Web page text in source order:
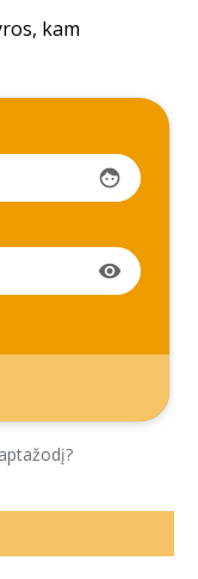
kam
face
visibility